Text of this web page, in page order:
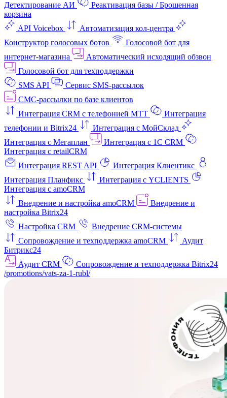
Детектирование АИ
Реактивация базы / Брошенная
корзина
API Voicebox
Автоматизация кол‑центра
Конструктор голосовых ботов
Голосовой бот для
интернет‑магазина
Автоматический исходящий обзвон
Голосовой бот для техподдержки
SMS API
Сервис SMS-рассылок
СМС-рассылки по базе клиентов
Интеграция CRM с телефонией МТТ
Интеграция
телефонии и Bitrix24
Интеграция с МойСклад
Интеграция с Мегаплан
Интеграция с 1C CRM
Интеграция с retailCRM
Интеграция REST API
Интеграция Клиентикс
Интеграция Планфикс
Интеграция с YCLIENTS
Интеграция с amoCRM
Внедрение и настройка amoCRM
Внедрение и
настройка Bitrix24
Настройка CRM
Внедрение CRM-системы
Сопровождение и техподдержка amoCRM
Аудит
Битрикс24
Аудит CRM
Сопровождение и техподдержка Bitrix24
/promotions/vats-za-1-rubl/